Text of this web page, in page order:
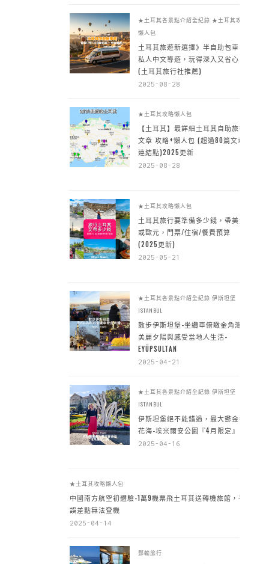
★土耳其各景點介紹全紀錄 ★土耳其攻略
懶人包
土耳其旅遊新選擇》半自助包車 +
私人中文導遊，玩得深入又省心
(土耳其旅行社推薦)
2025-08-28
★土耳其攻略懶人包
【土耳其】最詳細土耳其自助旅行
文章 攻略+懶人包 (超過80篇文章~
連結點)2025更新
2025-08-28
★土耳其攻略懶人包
土耳其旅行要準備多少錢，帶美金
或歐元，門票/住宿/餐費預算
(2025更新)
2025-05-21
★土耳其各景點介紹全紀錄 伊斯坦堡
ISTANBUL
散步伊斯坦堡-坐纜車俯瞰金角灣
美麗夕陽與感受當地人生活-
EYÜPSULTAN
2025-04-21
★土耳其各景點介紹全紀錄 伊斯坦堡
ISTANBUL
伊斯坦堡絕不能錯過，最大鬱金香
花海-埃米爾安公園『4月限定』
2025-04-16
★土耳其攻略懶人包
中國南方航空初體驗-1萬9機票飛土耳其送轉機旅館，手
誤差點無法登機
2025-04-14
郵輪旅行